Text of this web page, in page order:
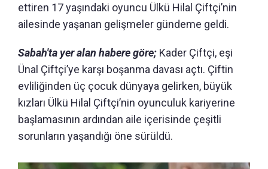
ettiren 17 yaşındaki oyuncu Ülkü Hilal Çiftçi’nin
ailesinde yaşanan gelişmeler gündeme geldi.
Sabah'ta yer alan habere göre; Kader Çiftçi, eşi
Ünal Çiftçi’ye karşı boşanma davası açtı. Çiftin
evliliğinden üç çocuk dünyaya gelirken, büyük
kızları Ülkü Hilal Çiftçi’nin oyunculuk kariyerine
başlamasının ardından aile içerisinde çeşitli
sorunların yaşandığı öne sürüldü.